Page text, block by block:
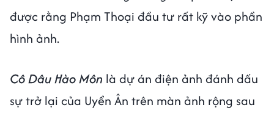
được rằng Phạm Thoại đầu tư rất kỹ vào phần
hình ảnh.
Cô Dâu Hào Môn là dự án điện ảnh đánh dấu
sự trở lại của Uyển Ân trên màn ảnh rộng sau